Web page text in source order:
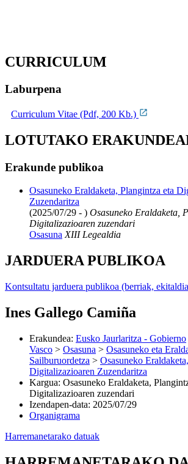
CURRICULUM
Laburpena
Curriculum Vitae (Pdf, 200 Kb.)
LOTUTAKO
Erakunde publikoa
Osasuneko Eraldaketa, Plangintza eta
Zuzendaritza
(2025/07/29 - ) Osasuneko Eraldaketa,
Digitalizazioaren zuzendari
Osasuna XIII Legealdia
JARDUERA PUBLIKOA
Kontsultatu jarduera publikoa (berriak,
Ines Gallego Camiña
Erakundea: Eusko Jaurlaritza - Gobierno
Vasco > Osasuna > Osasuneko eta
Sailburuordetza > Osasuneko
Digitalizazioaren Zuzendaritza
Kargua: Osasuneko Eraldaketa,
Digitalizazioaren zuzendari
Izendapen-data: 2025/07/29
Organigrama
Harremanetarako datuak